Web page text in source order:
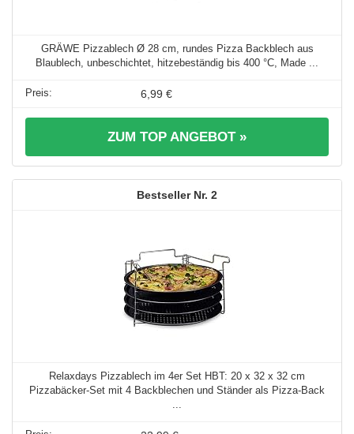
GRÄWE Pizzablech Ø 28 cm, rundes Pizza Backblech aus
Blaublech, unbeschichtet, hitzebeständig bis 400 °C, Made ...
6,99 €
ZUM TOP ANGEBOT »
2
Relaxdays Pizzablech im 4er Set HBT: 20 x 32 x 32 cm
Pizzabäcker-Set mit 4 Backblechen und Ständer als Pizza-Back